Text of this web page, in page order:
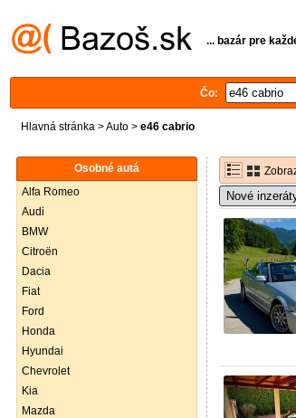
... bazár pre
Čo:
Hlavná stránka >Auto > e46 cabrio
Osobné autá
Alfa Romeo
Audi
BMW
Citroën
Dacia
Fiat
Ford
Honda
Hyundai
Chevrolet
Kia
Mazda
Nové